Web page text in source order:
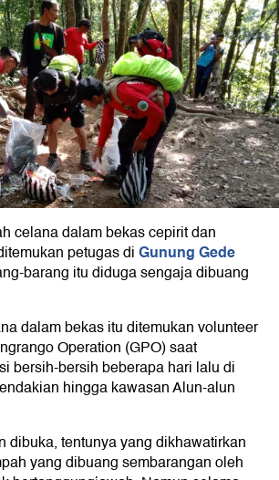
celana dalam bekas cepirit dan
petugas diGunung Gede
barang itu diduga sengaja dibuang
dalam bekas itu ditemukan volunteer
Operation (GPO) saat
bersih-bersih beberapa hari lalu di
hingga kawasan Alun-alun
dibuka, tentunya yang dikhawatirkan
yang dibuang sembarangan oleh